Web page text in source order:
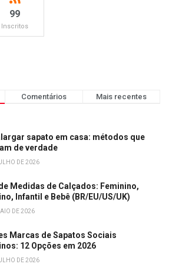
99
Inscritos
Comentários Mais recentes
sapato em casa: métodos que
de verdade
DE 2026
Medidas de Calçados: Feminino,
Infantil e Bebê (BR/EU/US/UK)
DE 2026
Marcas de Sapatos Sociais
12 Opções em 2026
DE 2026